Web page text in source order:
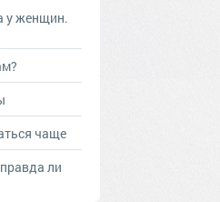
у женщин.
чаще
ли